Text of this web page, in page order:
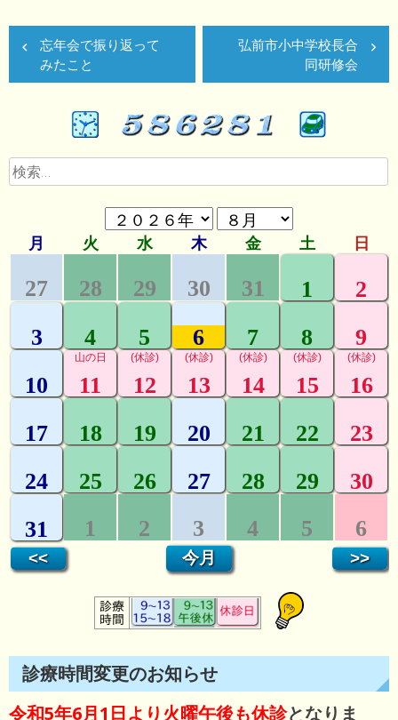
投
稿
ナ
ゲ
ー
ョ
ン
忘年会で振り返って
みたこと
弘前市小中学校長合
同研修会
検
索:
診療時間変更のお知らせ
令和5年6月1日より火曜午後も休診となりま